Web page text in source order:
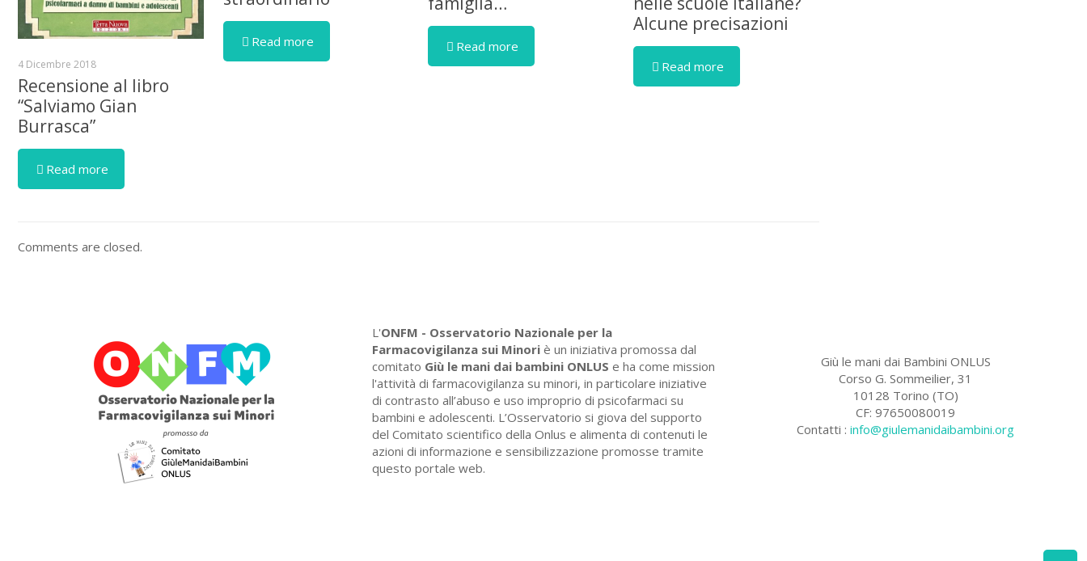
4 Dicembre 2018
Recensione al libro
“Salviamo Gian
Burrasca”
Read more
Read more Read more
Alcune precisazioni
Read more
Comments are closed.
L'ONFM - Osservatorio Nazionale per la
Farmacovigilanza sui Minori è un iniziativa promossa dal
comitato Giù le mani dai bambini ONLUS e ha come mission
l'attività di farmacovigilanza su minori, in particolare iniziative
di contrasto all’abuso e uso improprio di psicofarmaci su
bambini e adolescenti. L’Osservatorio si giova del supporto
del Comitato scientifico della Onlus e alimenta di contenuti le
azioni di informazione e sensibilizzazione promosse tramite
questo portale web.
Giù le mani dai Bambini ONLUS
Corso G. Sommeilier, 31
10128 Torino (TO)
CF: 97650080019
Contatti :info@giulemanidaibambini.org